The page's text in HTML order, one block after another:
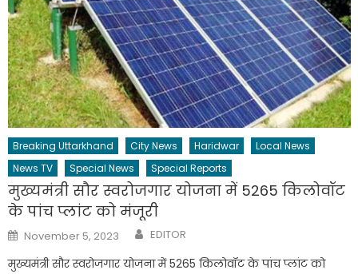
Breaking Uttarkhand City News Haridwar
Local News
News TV
Special News Special Reports
मुख्यमंत्री सौर स्वरोजगार योजना में 5265 किलोवॉट
के पांच प्लांट को मंजूरी
Posted
on
November 5, 2023 Author
EDITOR
मुख्यमंत्री सौर स्वरोजगार योजना में 5265 किलोवॉट के पांच प्लांट को